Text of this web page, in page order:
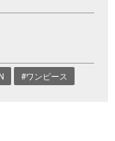
#ワンピース